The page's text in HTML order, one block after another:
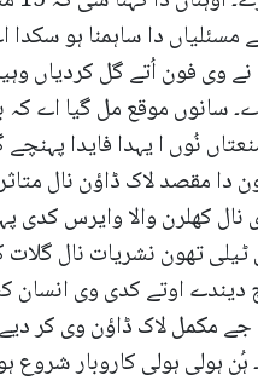
مسئلیاں دا ساہمنا ہو
وی فون اُتے گل کردیاں
سانوں موقع مل گیا
نُوں ا یہدا فایدا
دا مقصد لاک ڈاؤن نال
کھلرن والا وایرس کدی
تھون نشریات نال گلات
اوتے کدی وی انسان
مکمل لاک ڈاؤن وی کر
ہُن ہولی ہولی کاروبار